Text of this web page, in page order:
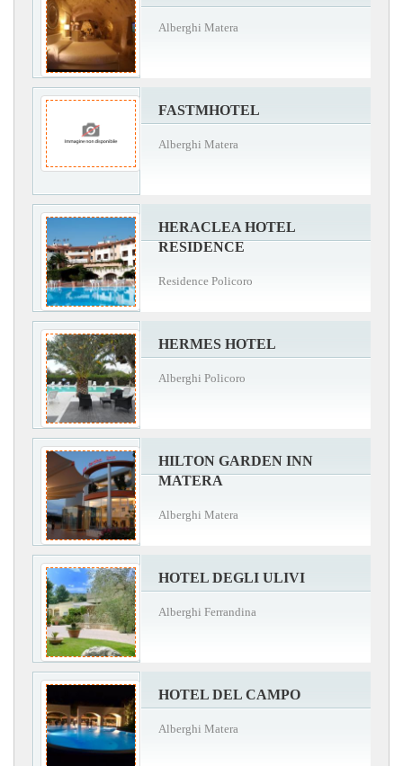
Alberghi Matera
FASTMHOTEL
Alberghi Matera
HERACLEA HOTEL
RESIDENCE
Residence Policoro
HERMES HOTEL
Alberghi Policoro
HILTON GARDEN INN
MATERA
Alberghi Matera
HOTEL DEGLI ULIVI
Alberghi Ferrandina
HOTEL DEL CAMPO
Alberghi Matera